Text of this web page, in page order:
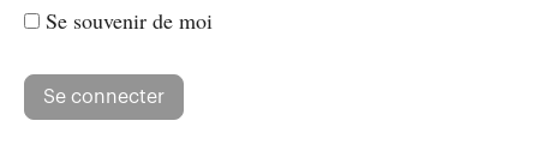
Se souvenir de moi